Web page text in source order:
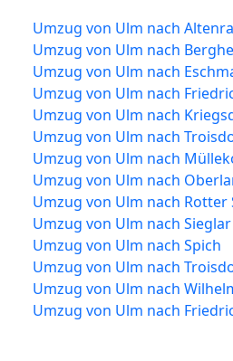
Umzug von Ulm nach
Umzug von Ulm nach
Umzug von Ulm nach
Umzug von Ulm nach
Umzug von Ulm nach
Umzug von Ulm nach
Umzug von Ulm nach
Umzug von Ulm nach
Umzug von Ulm nach Rotter
Umzug von Ulm nach Sieglar
Umzug von Ulm nach Spich
Umzug von Ulm nach
Umzug von Ulm nach
Umzug von Ulm nach